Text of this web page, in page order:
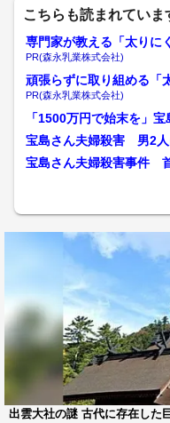
こちらも読まれていま
専門家が教える「太りに
PR(森永乳業株式会社)
頑張らずに取り組める「
PR(森永乳業株式会社)
「1500万円で始末を」
人に7月3日判決 ...
宝島さん夫婦殺害 男2
らっていない」 “仲...
宝島さん夫婦殺害事件
出雲大社の謎 古代に存在した